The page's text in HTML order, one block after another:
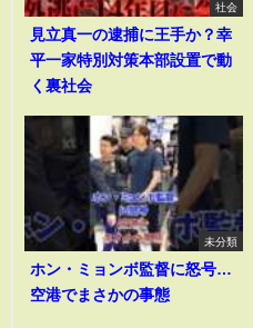
社会
見立真一の逮捕に王手か？幸
平一家特別対策本部設置で動
く裏社会
未分類
ホン・ミョンボ監督に怒号…
空港でまさかの事態